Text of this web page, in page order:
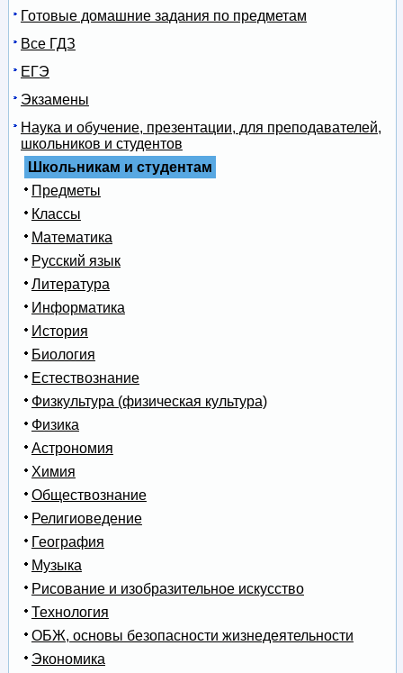
Готовые домашние задания по предметам
Все ГДЗ
ЕГЭ
Экзамены
Наука и обучение, презентации, для преподавателей,
школьников и студентов
Школьникам и студентам
Предметы
Классы
Математика
Русский язык
Литература
Информатика
История
Биология
Естествознание
Физкультура (физическая культура)
Физика
Астрономия
Химия
Обществознание
Религиоведение
География
Музыка
Рисование и изобразительное искусство
Технология
ОБЖ, основы безопасности жизнедеятельности
Экономика